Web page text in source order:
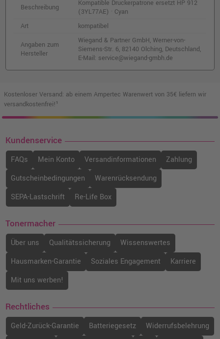
Beschreibung
Kompatible Druckerpatrone ersetzt HP 912
(3YL77AE) · Cyan
Art
kompatibel
Angaben zum
Hersteller
Wiegand & Partner GmbH, Werner-von-
Siemens-Str. 6, 82140 Olching, Deutschland,
E-Mail: service@wiegand-gmbh.de
Kostenloser Versand: ab einem Ampertec Warenwert von 35€ liefern wir
versandkostenfrei!¹
Kundenservice
FAQs Mein Konto Versandinformationen
Zahlung
Gutscheinbedingungen
Warenrücksendung
SEPA-Lastschrift
Re-Life Box
Tonermacher
Über uns Qualitätssicherung
Wissenswertes
Hausmarken-Garantie
Soziales Engagement
Karriere
Mit uns werben!
Rechtliches
Geld-Zurück-Garantie Batteriegesetz
Widerrufsbelehrung